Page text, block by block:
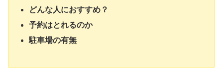
どんな人におすすめ？
予約はとれるのか
駐車場の有無